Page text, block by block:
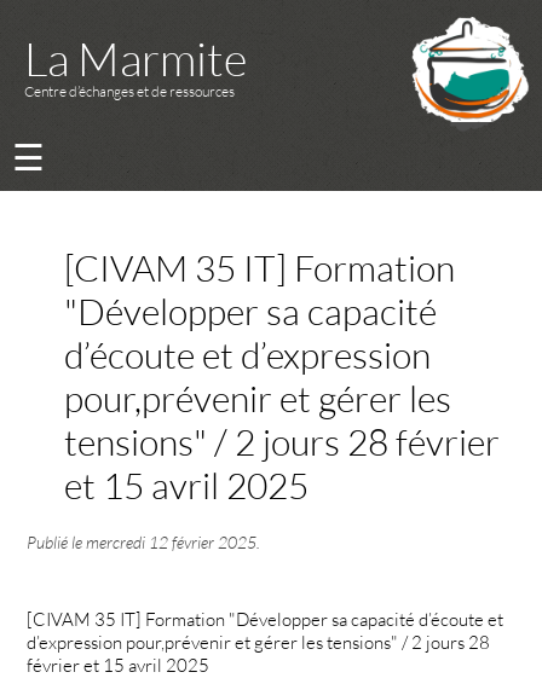
La Marmite
Centre d’échanges et de ressources
☰
[CIVAM 35 IT] Formation
"Développer sa capacité
d’écoute et d’expression
pour,prévenir et gérer les
tensions" / 2 jours 28 février
et 15 avril 2025
Publié lemercredi 12 février 2025
[CIVAM 35 IT] Formation "Développer sa capacité d’écoute et
d’expression pour,prévenir et gérer les tensions" / 2 jours 28
février et 15 avril 2025